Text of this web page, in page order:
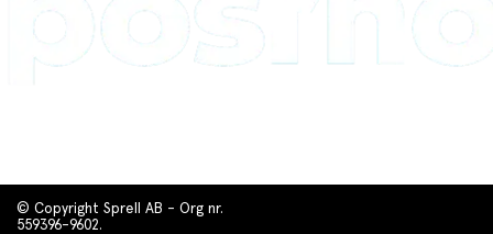
© Copyright Sprell AB - Org nr.
559396-9602.